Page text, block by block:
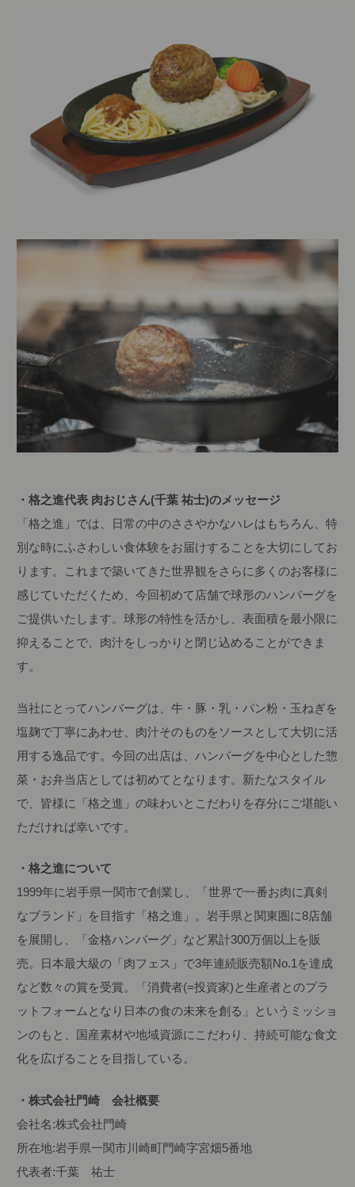
・格之進代表 肉おじさん(千葉 祐士)のメッセージ
「格之進」では、日常の中のささやかなハレはもちろん、特
別な時にふさわしい食体験をお届けすることを大切にしてお
ります。これまで築いてきた世界観をさらに多くのお客様に
感じていただくため、今回初めて店舗で球形のハンバーグを
ご提供いたします。球形の特性を活かし、表面積を最小限に
抑えることで、肉汁をしっかりと閉じ込めることができま
す。
当社にとってハンバーグは、牛・豚・乳・パン粉・玉ねぎを
塩麹で丁寧にあわせ、肉汁そのものをソースとして大切に活
用する逸品です。今回の出店は、ハンバーグを中心とした惣
菜・お弁当店としては初めてとなります。新たなスタイル
で、皆様に「格之進」の味わいとこだわりを存分にご堪能い
ただければ幸いです。
・格之進について
1999年に岩手県一関市で創業し、「世界で一番お肉に真剣
なブランド」を目指す「格之進」。岩手県と関東圏に8店舗
を展開し、「金格ハンバーグ」など累計300万個以上を販
売。日本最大級の「肉フェス」で3年連続販売額No.1を達成
など数々の賞を受賞。「消費者(=投資家)と生産者とのプラ
ットフォームとなり日本の食の未来を創る」というミッショ
ンのもと、国産素材や地域資源にこだわり、持続可能な食文
化を広げることを目指している。
・株式会社門崎 会社概要
会社名:株式会社門崎
所在地:岩手県一関市川崎町門崎字宮畑5番地
代表者:千葉 祐士